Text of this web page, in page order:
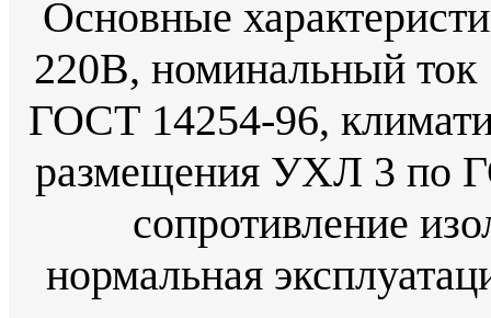
Основные
220В, номинальный
ГОСТ 14254-96,
размещения УХЛ 3 по
сопротивление
нормальная